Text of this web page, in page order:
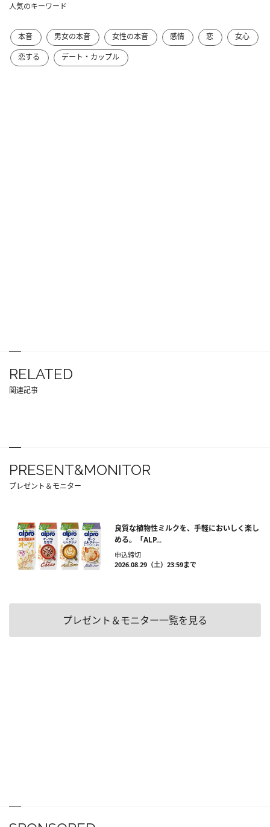
人気のキーワード
本音 男女の本音 女性の本音 感情 恋
女心
恋する
デート・カップル
RELATED
関連記事
PRESENT&MONITOR
プレゼント＆モニター
良質な植物性ミルクを、手軽においしく楽し
める。「ALP...
申込締切
2026.08.29（土）23:59まで
プレゼント＆モニター一覧を見る